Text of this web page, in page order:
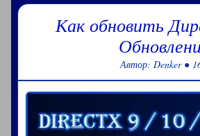
Как обновить
Автор: Denker ●